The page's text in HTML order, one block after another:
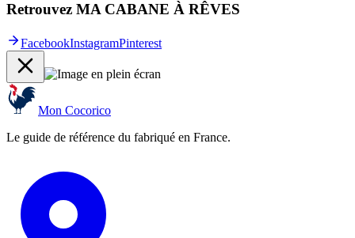
Retrouvez MA CABANE À RÊVES
FacebookInstagramPinterest
Mon Cocorico
Le guide de référence du fabriqué en France.